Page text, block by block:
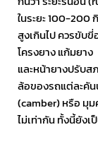
ในระยะ 100-200
สูงเกินไป ควรขับ
โครงยาง แก้มยาง
และหน้ายางปรับ
ล้อของรถแต่ละคัน
(camber) หรือ มุ
ไม่เท่ากัน ทั้งนี้ยัง